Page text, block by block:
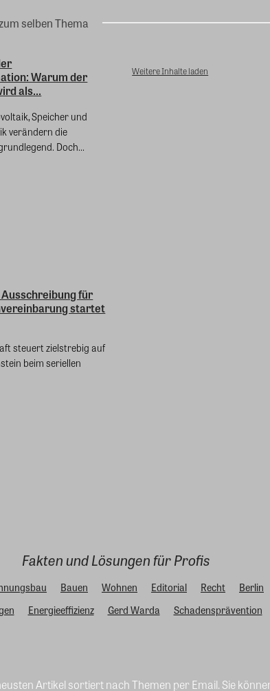
selben Thema
Warum der
als...
Speicher und
verändern die
Doch...
für
startet
steuert zielstrebig auf
beim seriellen
Weitere Inhalte laden
Fakten und Lösungen für Profis
Bauen Wohnen Editorial Recht Berlin
Energieeffizienz Gerd Warda Schadensprävention
Artikel sortiert nach Themen per Email. Sie